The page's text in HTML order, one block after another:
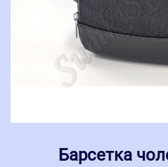
Барсетка